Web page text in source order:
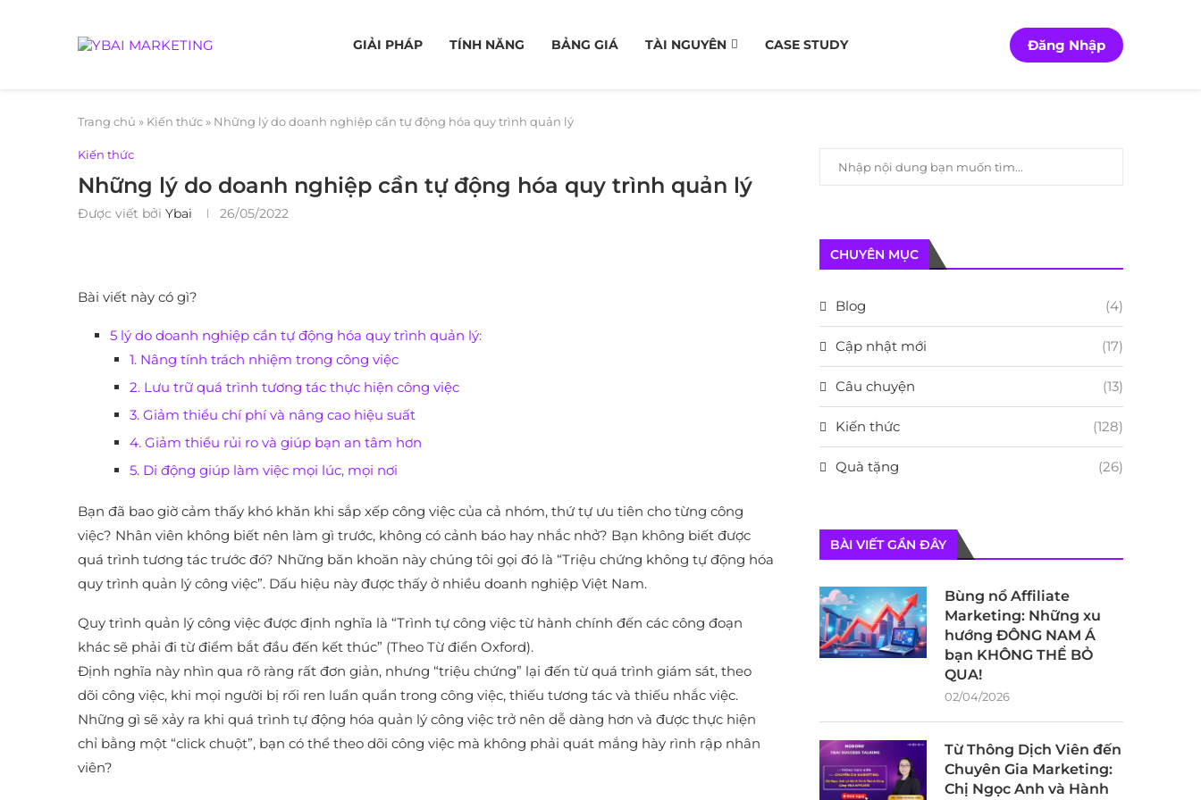
GIẢI PHÁP TÍNH NĂNG BẢNG GIÁ TÀI NGUYÊN CASE STUDY Đăng Nhập
Trang chủ » Kiến thức » Những lý do doanh nghiệp cần tự động hóa quy trình quản lý
Kiến thức
Những lý do doanh nghiệp cần tự động hóa quy trình quản lý
Được viết bởi Ybai 26/05/2022
Bài viết này có gì?
5 lý do doanh nghiệp cần tự động hóa quy trình quản lý:
1. Nâng tính trách nhiệm trong công việc
2. Lưu trữ quá trình tương tác thực hiện công việc
3. Giảm thiểu chí phí và nâng cao hiệu suất
4. Giảm thiểu rủi ro và giúp bạn an tâm hơn
5. Di động giúp làm việc mọi lúc, mọi nơi
Bạn đã bao giờ cảm thấy khó khăn khi sắp xếp công việc của cả nhóm, thứ tự ưu tiên cho từng công
việc? Nhân viên không biết nên làm gì trước, không có cảnh báo hay nhắc nhở? Bạn không biết được
quá trình tương tác trước đó? Những băn khoăn này chúng tôi gọi đó là “Triệu chứng không tự động hóa
quy trình quản lý công việc”. Dấu hiệu này được thấy ở nhiều doanh nghiệp Việt Nam.
Quy trình quản lý công việc được định nghĩa là “Trình tự công việc từ hành chính đến các công đoạn
khác sẽ phải đi từ điểm bắt đầu đến kết thúc” (Theo Từ điển Oxford).
Định nghĩa này nhìn qua rõ ràng rất đơn giản, nhưng “triệu chứng” lại đến từ quá trình giám sát, theo
dõi công việc, khi mọi người bị rối ren luẩn quẩn trong công việc, thiếu tương tác và thiếu nhắc việc.
Những gì sẽ xảy ra khi quá trình tự động hóa quản lý công việc trở nên dễ dàng hơn và được thực hiện
chỉ bằng một “click chuột”, bạn có thể theo dõi công việc mà không phải quát mắng hày rình rập nhân
viên?
CHUYÊN MỤC
Blog (4)
Cập nhật mới (17)
Câu chuyện (13)
Kiến thức (128)
Quà tặng (26)
BÀI VIẾT GẦN ĐÂY
Bùng nổ Affiliate
Marketing: Những xu
hướng ĐÔNG NAM Á
bạn KHÔNG THỂ BỎ
QUA!
02/04/2026
Từ Thông Dịch Viên đến
Chuyên Gia Marketing:
Chị Ngọc Anh và Hành